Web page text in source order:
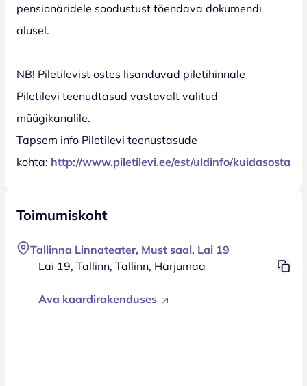
pensionäridele soodustust tõendava dokumendi
alusel.
NB! Piletilevist ostes lisanduvad piletihinnale
Piletilevi teenudtasud vastavalt valitud
müügikanalile.
Tapsem info Piletilevi teenustasude
kohta: http://www.piletilevi.ee/est/uldinfo/kuidasosta/
Toimumiskoht
Tallinna Linnateater, Must saal, Lai 19
Lai 19, Tallinn, Tallinn, Harjumaa
Ava kaardirakenduses